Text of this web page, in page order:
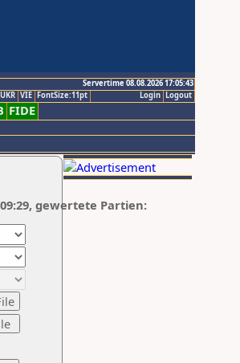
Servertime 08.08.2026 17:05:43
Logout
Login
UKR VIE FontSize:11pt
FIDE
gewertete Partien: